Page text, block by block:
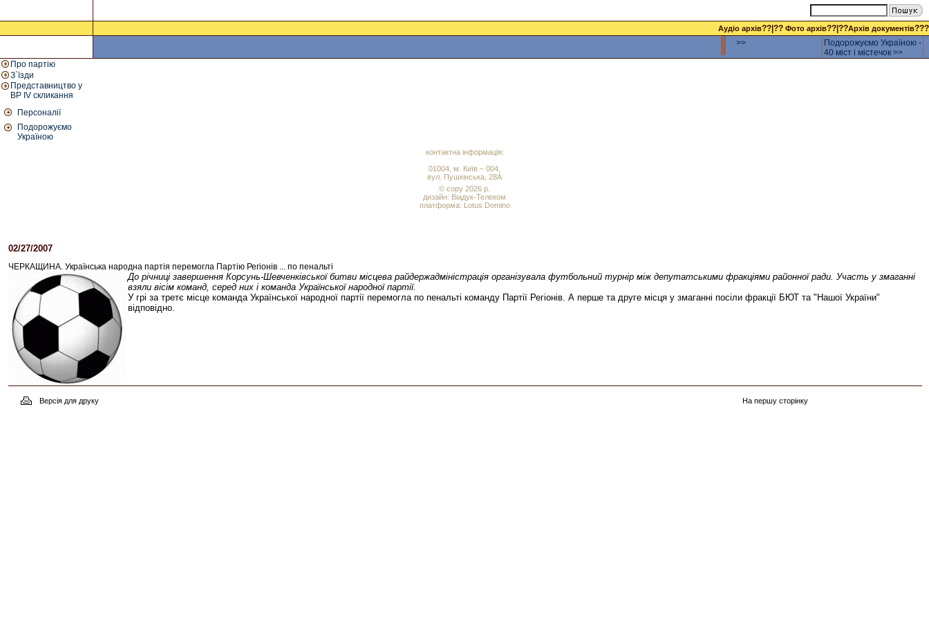
Аудіо архів??|?? Фото архів??|??Архів документів???
>>
Подорожуємо Україною -
40 міст і містечок >>
Про партію
З`їзди
Представництво у
ВР IV скликання
Персоналії
Подорожуємо
Україною
контактна інформація:
01004, м. Київ – 004,
вул. Пушкінська, 28А
© copy 2026 р.
дизайн: Віадук-Телеком
платформа: Lotus Domino
02/27/2007
ЧЕРКАЩИНА. Українська народна партія перемогла Партію Регіонів ... по пенальті
До річниці завершення Корсунь-Шевченківської битви місцева райдержадміністрація організувала футбольний турнір між депутатськими фракціями районної ради. Участь у змаганні
взяли вісім команд, серед них і команда Української народної партії.
У грі за третє місце команда Української народної партії перемогла по пенальті команду Партії Регіонів. А перше та друге місця у змаганні посіли фракції БЮТ та "Нашої України"
відповідно.
Версія для друку На першу сторінку